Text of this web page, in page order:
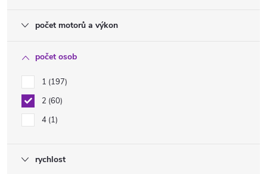
počet motorů a výkon
počet osob
1 197
2 60
4 1
rychlost